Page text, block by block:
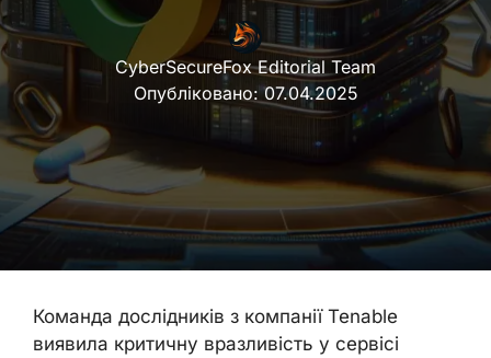
CyberSecureFox Editorial Team
Опубліковано:07.04.2025
Команда дослідників з компанії Tenable
виявила критичну вразливість у сервісі